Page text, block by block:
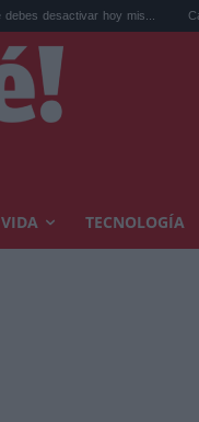
hoy mis... Calor extremo y
TECNOLOGÍA